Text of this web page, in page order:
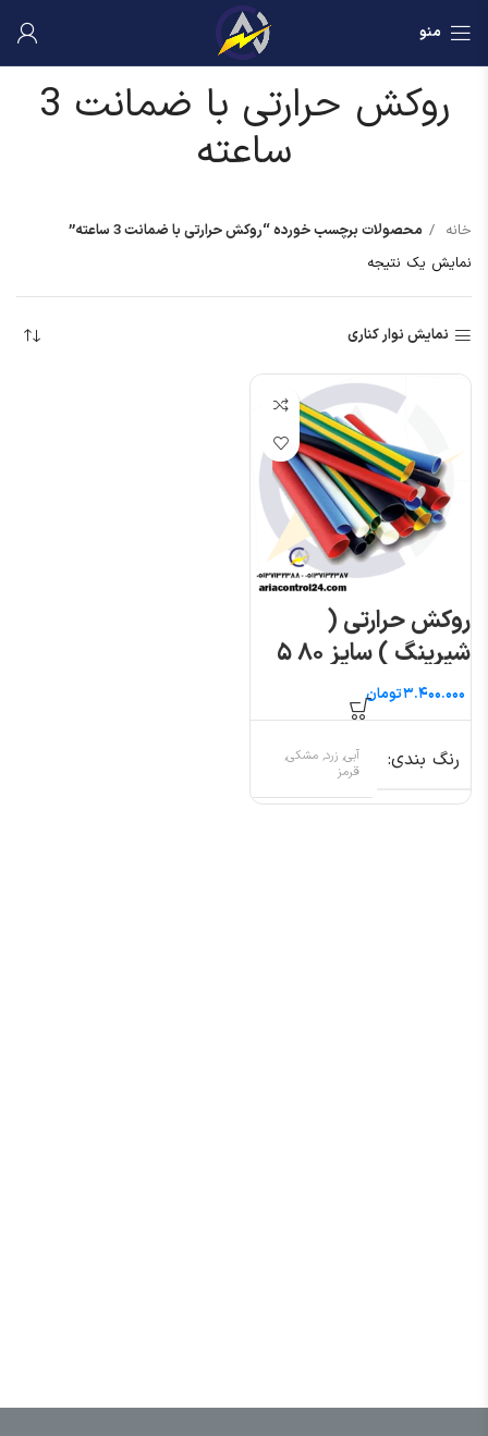
منو
روکش حرارتی با ضمانت 3
ساعته
خانه
محصولات برچسب خورده “روکش حرارتی با ضمانت 3 ساعته”
نمایش یک نتیجه
نمایش نوار کناری
روکش حرارتی (
شیرینگ ) سایز ۸۰ ۵
متری
تومان
رنگ بندی
آبی, زرد, مشکی,
قرمز